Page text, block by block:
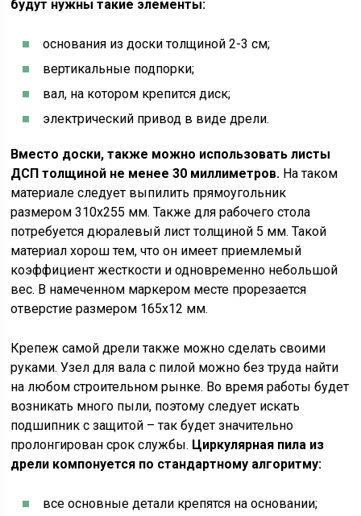
будут нужны такие элементы:
основания из доски толщиной 2-3 см;
вертикальные подпорки;
вал, на котором крепится диск;
электрический привод в виде дрели.
Вместо доски, также можно использовать листы
ДСП толщиной не менее 30 миллиметров. На таком
материале следует выпилить прямоугольник
размером 310х255 мм. Также для рабочего стола
потребуется дюралевый лист толщиной 5 мм. Такой
материал хорош тем, что он имеет приемлемый
коэффициент жесткости и одновременно небольшой
вес. В намеченном маркером месте прорезается
отверстие размером 165х12 мм.
Крепеж самой дрели также можно сделать своими
руками. Узел для вала с пилой можно без труда найти
на любом строительном рынке. Во время работы будет
возникать много пыли, поэтому следует искать
подшипник с защитой – так будет значительно
пролонгирован срок службы. Циркулярная пила из
дрели компонуется по стандартному алгоритму:
все основные детали крепятся на основании;